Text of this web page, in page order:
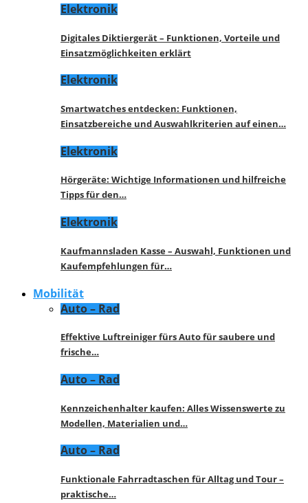
Elektronik
Digitales Diktiergerät – Funktionen, Vorteile und
Einsatzmöglichkeiten erklärt
Elektronik
Smartwatches entdecken: Funktionen,
Einsatzbereiche und Auswahlkriterien auf einen…
Elektronik
Hörgeräte: Wichtige Informationen und hilfreiche
Tipps für den…
Elektronik
Kaufmannsladen Kasse – Auswahl, Funktionen und
Kaufempfehlungen für…
Mobilität
Auto – Rad
Effektive Luftreiniger fürs Auto für saubere und
frische…
Auto – Rad
Kennzeichenhalter kaufen: Alles Wissenswerte zu
Modellen, Materialien und…
Auto – Rad
Funktionale Fahrradtaschen für Alltag und Tour –
praktische…